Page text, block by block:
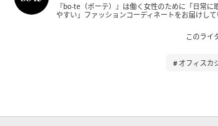
『bo-te（ボーテ）』は働く女性のために「日常に
やすい」ファッションコーディネートをお届けして
このライ
オフィスカ